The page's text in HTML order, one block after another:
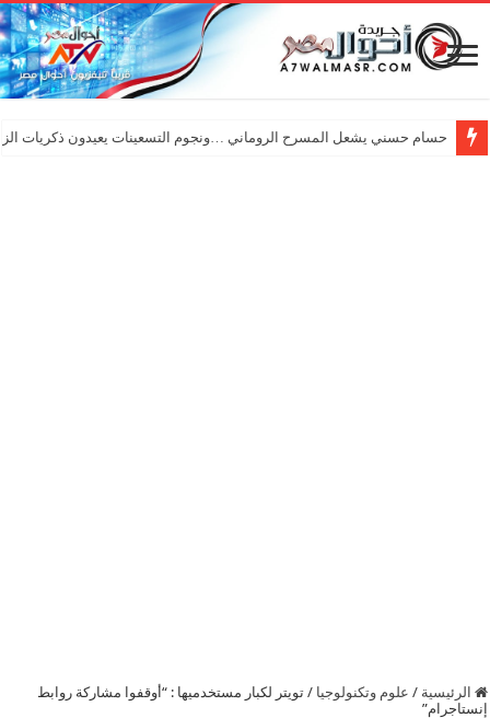
حسام حسني يشعل المسرح الروماني …ونجوم التسعينات يعيدون ذكريات
الرئيسية / علوم وتكنولوجيا / تويتر لكبار مستخدميها : “أوقفوا مشاركة روابط
إنستاجرام”